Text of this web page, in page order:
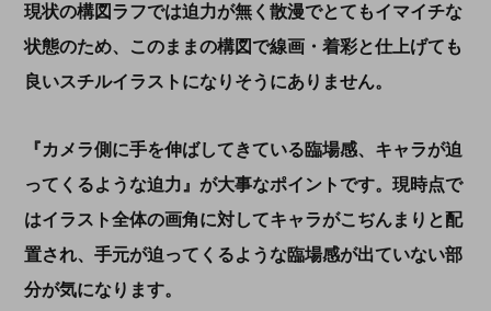
現状の構図ラフでは迫力が無く散漫でとてもイマイチな
状態のため、このままの構図で線画・着彩と仕上げても
良いスチルイラストになりそうにありません。
『カメラ側に手を伸ばしてきている臨場感、キャラが迫
ってくるような迫力』が大事なポイントです。現時点で
はイラスト全体の画角に対してキャラがこぢんまりと配
置され、手元が迫ってくるような臨場感が出ていない部
分が気になります。